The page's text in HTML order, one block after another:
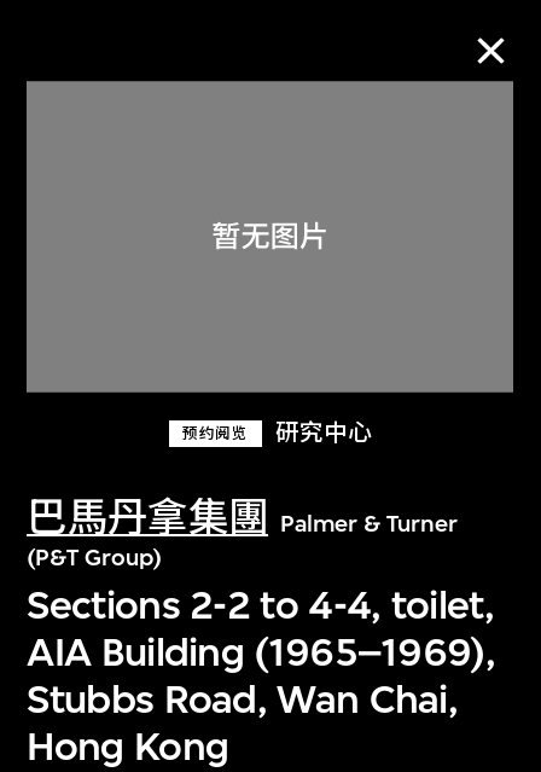
预约阅览 研究中心
巴馬丹拿集團
Palmer & Turner
(P&T Group)
Sections 2-2 to 4-4, toilet,
AIA Building (1965–1969),
Stubbs Road, Wan Chai,
Hong Kong
关于M+藏品
探索世界顶级的二十及二十一世纪视觉
文化藏品。